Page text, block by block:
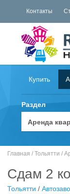
Контакты
Купить
Раздел
Главная / Тольятти /
Сдам 2
Тольятти /